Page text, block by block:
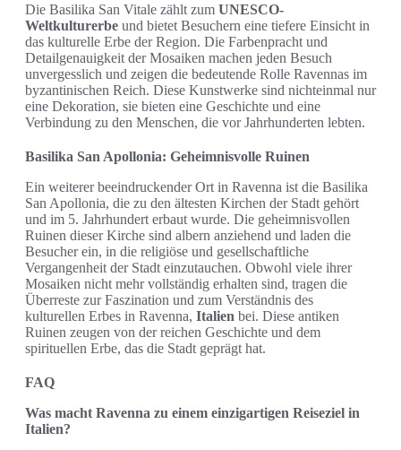
Die Basilika San Vitale zählt zum UNESCO-
Weltkulturerbe und bietet Besuchern eine tiefere Einsicht in
das kulturelle Erbe der Region. Die Farbenpracht und
Detailgenauigkeit der Mosaiken machen jeden Besuch
unvergesslich und zeigen die bedeutende Rolle Ravennas im
byzantinischen Reich. Diese Kunstwerke sind nichteinmal nur
eine Dekoration, sie bieten eine Geschichte und eine
Verbindung zu den Menschen, die vor Jahrhunderten lebten.
Basilika San Apollonia: Geheimnisvolle Ruinen
Ein weiterer beeindruckender Ort in Ravenna ist die Basilika
San Apollonia, die zu den ältesten Kirchen der Stadt gehört
und im 5. Jahrhundert erbaut wurde. Die geheimnisvollen
Ruinen dieser Kirche sind albern anziehend und laden die
Besucher ein, in die religiöse und gesellschaftliche
Vergangenheit der Stadt einzutauchen. Obwohl viele ihrer
Mosaiken nicht mehr vollständig erhalten sind, tragen die
Überreste zur Faszination und zum Verständnis des
kulturellen Erbes in Ravenna, Italien bei. Diese antiken
Ruinen zeugen von der reichen Geschichte und dem
spirituellen Erbe, das die Stadt geprägt hat.
FAQ
Was macht Ravenna zu einem einzigartigen Reiseziel in
Italien?